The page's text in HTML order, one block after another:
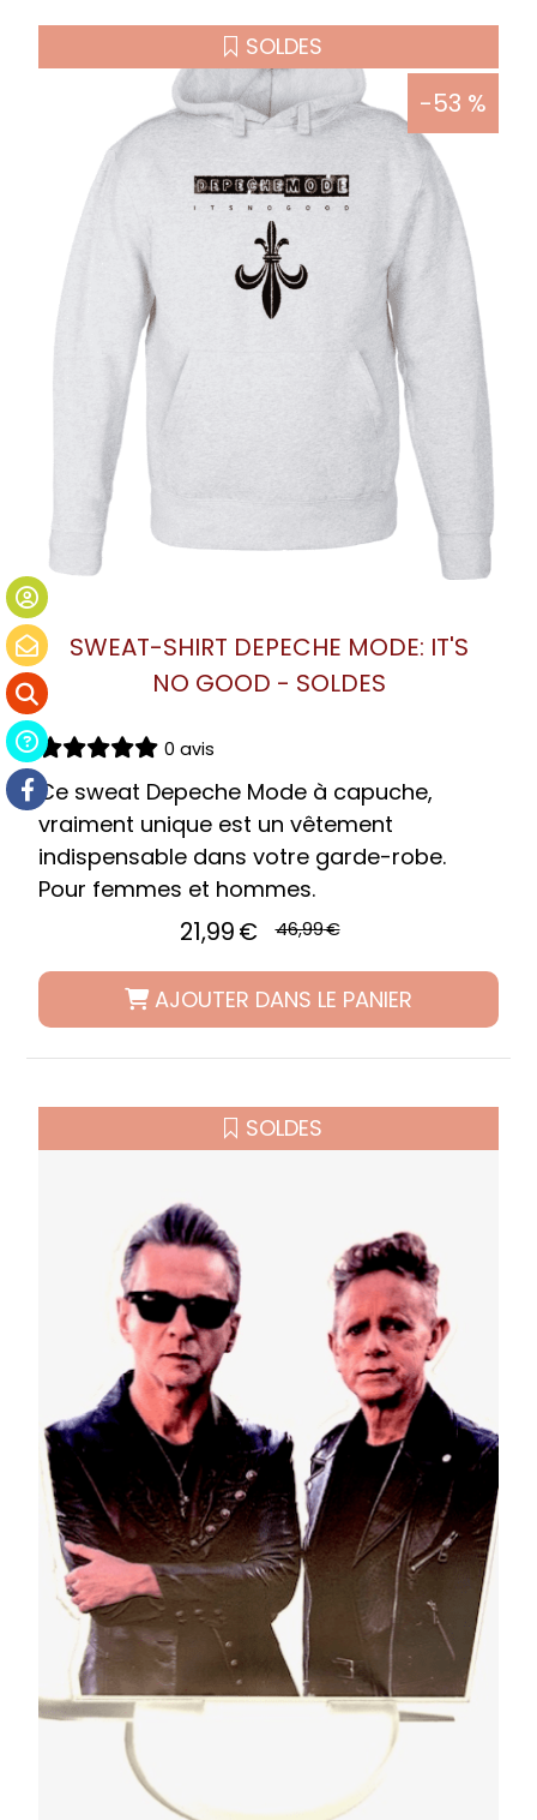
SOLDES
-53 %
SWEAT-SHIRT DEPECHE MODE: IT'S
NO GOOD - SOLDES
0 avis
Ce sweat Depeche Mode à capuche,
vraiment unique est un vêtement
indispensable dans votre garde-robe.
Pour femmes et hommes.
21,99€ 46,99€
AJOUTER DANS LE PANIER
SOLDES